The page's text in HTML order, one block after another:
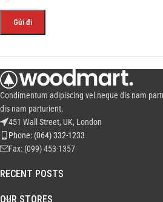
Condimentum adipiscing vel neque dis nam
dis nam parturient.
451 Wall Street, UK, London
Phone: (064) 332-1233
Fax: (099) 453-1357
RECENT POSTS
OUR STORES